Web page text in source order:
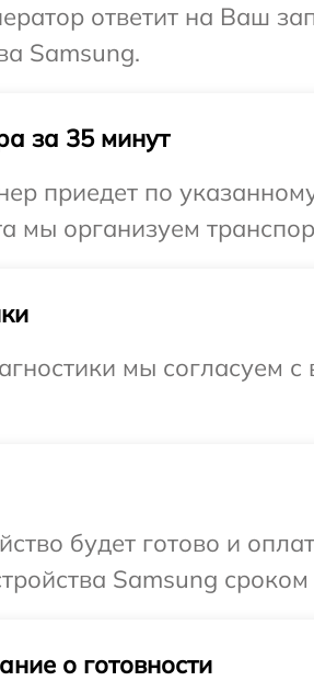
ответит на Ваш
Samsung.
за 35 минут
приедет по
мы организуем
мы согласуем
будет готово и
Samsung
о готовности